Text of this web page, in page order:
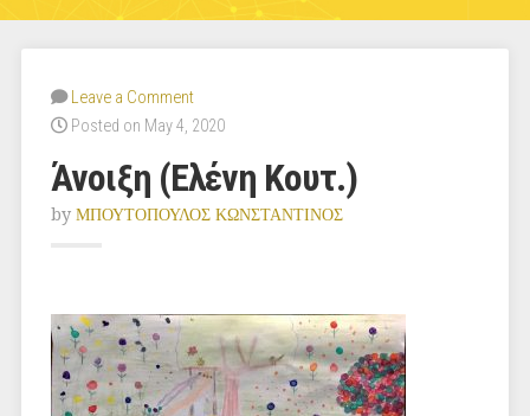
Leave a Comment
Posted on May 4, 2020
Άνοιξη (Ελένη Κουτ.)
by ΜΠΟΥΤΟΠΟΥΛΟΣ ΚΩΝΣΤΑΝΤΙΝΟΣ